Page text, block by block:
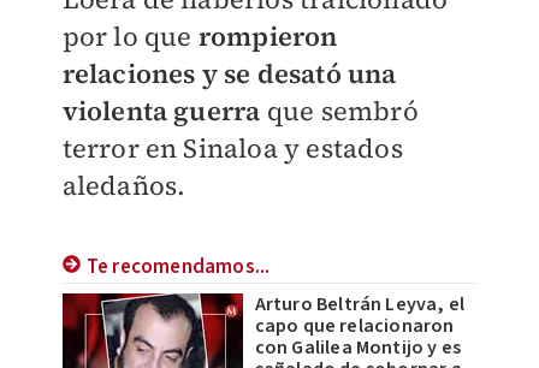
por lo que rompieron
relaciones y se desató una
violenta guerra que sembró
terror en Sinaloa y estados
aledaños.
Te recomendamos...
Arturo Beltrán Leyva, el
capo que relacionaron
con Galilea Montijo y es